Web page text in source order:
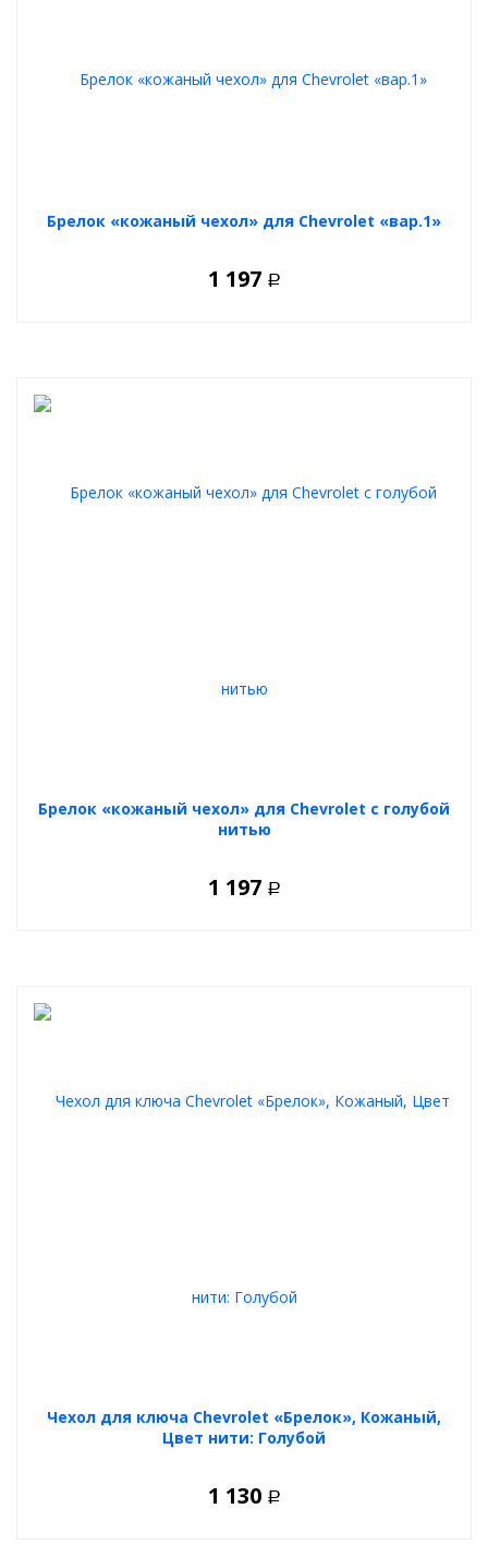
Брелок «кожаный чехол» для Chevrolet «вар.1»
1 197 Р
Брелок «кожаный чехол» для Chevrolet с голубой
нитью
1 197 Р
Чехол для ключа Chevrolet «Брелок», Кожаный,
Цвет нити: Голубой
1 130 Р